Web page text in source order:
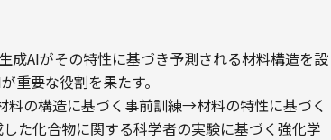
成AIがその特性に基づき予測される材料構造を設
重要な役割を果たす。
の構造に基づく事前訓練→材料の特性に基づく
た化合物に関する科学者の実験に基づく強化学